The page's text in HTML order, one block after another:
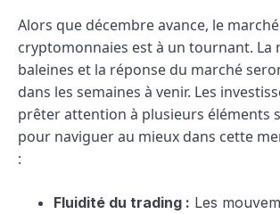
Alors que décembre avance, le
cryptomonnaies est à un tournant. La
baleines et la réponse du marché
dans les semaines à venir. Les
prêter attention à plusieurs éléments
pour naviguer au mieux dans cette
:
Fluidité du trading : Les